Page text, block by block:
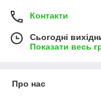
Контакти
Сьогодні
Показати весь
Про нас